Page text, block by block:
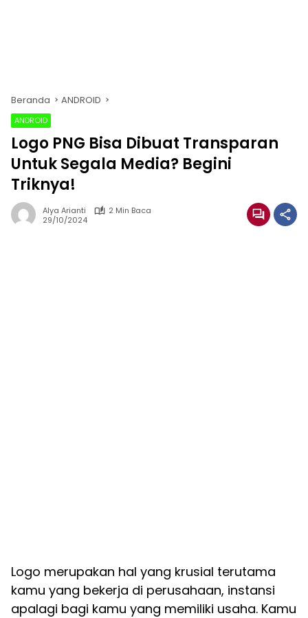
Beranda ANDROID
ANDROID
Logo PNG Bisa Dibuat Transparan
Untuk Segala Media? Begini
Triknya!
Alya Arianti
2 Min Baca
29/10/2024
Logo merupakan hal yang krusial terutama
kamu yang bekerja di perusahaan, instansi
apalagi bagi kamu yang memiliki usaha. Kamu